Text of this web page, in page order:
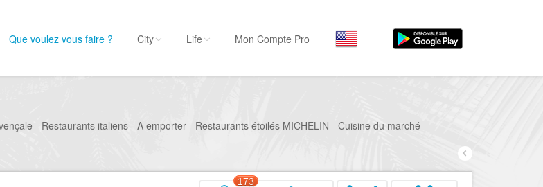
Que voulez vous faire ?
Séjourner
Nice Promenade du
Nice le Port
City Life Mon Compte Pro
- Restaurants italiens - A emporter - Restaurants étoilés MICHELIN - Cuisine du marché -
173